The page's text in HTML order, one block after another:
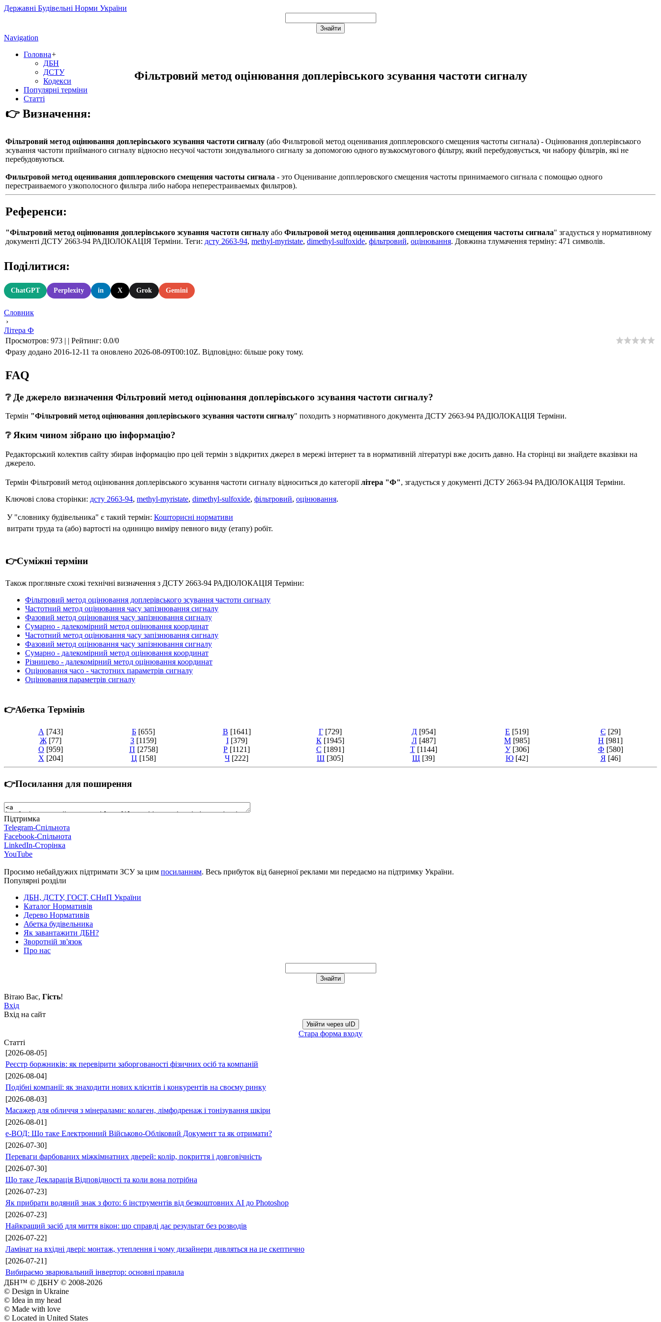
Державні Будівельні Норми України
Navigation
Головна+
ДБН
ДСТУ
Кодекси
Популярні терміни
Статті
Фільтровий метод оцінювання доплерівського зсування частоти сигналу
👉 Визначення:
Фільтровий метод оцінювання доплерівського зсування частоти сигналу (або Фильтровой метод оценивания допплеровского смещения частоты сигнала) - Оцінювання доплерівського
зсування частоти прийманого сигналу відносно несучої частоти зондувального сигналу за допомогою одного вузькосмугового фільтру, який перебудовується, чи набору фільтрів, які не
перебудовуються.
Фильтровой метод оценивания допплеровского смещения частоты сигнала - это Оценивание допплеровского смещения частоты принимаемого сигнала с помощью одного
перестраиваемого узкополосного фильтра либо набора неперестраиваемых фильтров).
Референси:
"Фільтровий метод оцінювання доплерівського зсування частоти сигналу або Фильтровой метод оценивания допплеровского смещения частоты сигнала" згадується у нормативному
документі ДСТУ 2663-94 РАДІОЛОКАЦІЯ Терміни. Теги: дсту 2663-94, methyl-myristate, dimethyl-sulfoxide, фільтровий, оцінювання. Довжина тлумачення терміну: 471 символів.
Поділитися:
ChatGPT Perplexity in X Grok Gemini
Словник
›
Літера Ф
Просмотров: 973 | | Рейтинг: 0.0/0
Фразу додано 2016-12-11 та оновлено 2026-08-09T00:10Z. Відповідно: більше року тому.
FAQ
❔ Де джерело визначення Фільтровий метод оцінювання доплерівського зсування частоти сигналу?
Термін "Фільтровий метод оцінювання доплерівського зсування частоти сигналу" походить з нормативного документа ДСТУ 2663-94 РАДІОЛОКАЦІЯ Терміни.
❔ Яким чином зібрано цю інформацію?
Редакторський колектив сайту збирав інформацію про цей термін з відкритих джерел в мережі інтернет та в нормативній літературі вже досить давно. На сторінці ви знайдете вказівки на
джерело.
Термін Фільтровий метод оцінювання доплерівського зсування частоти сигналу відноситься до категоріїлітера "Ф", згадується у документі ДСТУ 2663-94 РАДІОЛОКАЦІЯ Терміни.
Ключові слова сторінки: дсту 2663-94, methyl-myristate, dimethyl-sulfoxide, фільтровий, оцінювання.
У "словнику будівельника" є такий термін: Кошторисні нормативи
витрати труда та (або) вартості на одиницю виміру певного виду (етапу) робіт.
👉Суміжні терміни
Також прогляньте схожі технічні визначення з ДСТУ 2663-94 РАДІОЛОКАЦІЯ Терміни:
Фільтровий метод оцінювання доплерівського зсування частоти сигналу
Частотний метод оцінювання часу запізнювання сигналу
Фазовий метод оцінювання часу запізнювання сигналу
Сумарно - далекомірний метод оцінювання координат
Частотний метод оцінювання часу запізнювання сигналу
Фазовий метод оцінювання часу запізнювання сигналу
Сумарно - далекомірний метод оцінювання координат
Різницево - далекомірний метод оцінювання координат
Оцінювання часо - частотних параметрів сигналу
Оцінювання параметрів сигналу
👉Абетка Термінів
А [743] Б [655] В [1641] Г [729] Д [954] Е [519] Є [29]
Ж [77] З [1159] І [379] К [1945] Л [487] М [985] Н [981]
О [959] П [2758] Р [1121] С [1891] Т [1144] У [306] Ф [580]
Х [204] Ц [158] Ч [222] Ш [305] Щ [39] Ю [42] Я [46]
👉Посилання для поширення
Підтримка
Telegram-Спільнота
Facebook-Спільнота
LinkedIn-Сторінка
YouTube
Просимо небайдужих підтримати ЗСУ за цим посиланням. Весь прибуток від банерної реклами ми передаємо на підтримку України.
Популярні розділи
ДБН, ДСТУ, ГОСТ, СНиП України
Каталог Нормативів
Дерево Нормативів
Абетка будівельника
Як завантажити ДБН?
Зворотній зв'язок
Про нас
Вітаю Вас, Гість!
Вхід
Вхід на сайт
Увійти через uID
Стара форма входу
Статті
[2026-08-05]
Реєстр боржників: як перевірити заборгованості фізичних осіб та компаній
[2026-08-04]
Подібні компанії: як знаходити нових клієнтів і конкурентів на своєму ринку
[2026-08-03]
Масажер для обличчя з мінералами: колаген, лімфодренаж і тонізування шкіри
[2026-08-01]
е-ВОД: Що таке Електронний Військово-Обліковий Документ та як отримати?
[2026-07-30]
Переваги фарбованих міжкімнатних дверей: колір, покриття і довговічність
[2026-07-30]
Що таке Декларація Відповідності та коли вона потрібна
[2026-07-23]
Як прибрати водяний знак з фото: 6 інструментів від безкоштовних AI до Photoshop
[2026-07-23]
Найкращий засіб для миття вікон: що справді дає результат без розводів
[2026-07-22]
Ламінат на вхідні двері: монтаж, утеплення і чому дизайнери дивляться на це скептично
[2026-07-21]
Вибираємо зварювальний інвертор: основні правила
ДБН™ © ДБНУ © 2008-2026
© Design in Ukraine
© Idea in my head
© Made with love
© Located in United States